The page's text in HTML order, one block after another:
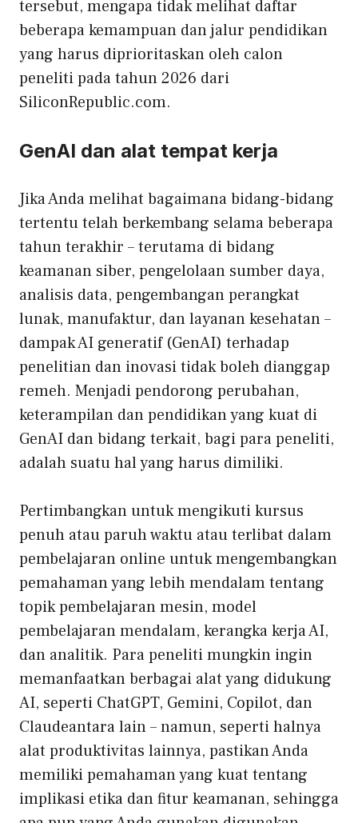
tersebut, mengapa tidak melihat daftar
beberapa kemampuan dan jalur pendidikan
yang harus diprioritaskan oleh calon
peneliti pada tahun 2026 dari
SiliconRepublic.com.
GenAI dan alat tempat kerja
Jika Anda melihat bagaimana bidang-bidang
tertentu telah berkembang selama beberapa
tahun terakhir – terutama di bidang
keamanan siber, pengelolaan sumber daya,
analisis data, pengembangan perangkat
lunak, manufaktur, dan layanan kesehatan –
dampak AI generatif (GenAI) terhadap
penelitian dan inovasi tidak boleh dianggap
remeh. Menjadi pendorong perubahan,
keterampilan dan pendidikan yang kuat di
GenAI dan bidang terkait, bagi para peneliti,
adalah suatu hal yang harus dimiliki.
Pertimbangkan untuk mengikuti kursus
penuh atau paruh waktu atau terlibat dalam
pembelajaran online untuk mengembangkan
pemahaman yang lebih mendalam tentang
topik pembelajaran mesin, model
pembelajaran mendalam, kerangka kerja AI,
dan analitik. Para peneliti mungkin ingin
memanfaatkan berbagai alat yang didukung
AI, seperti ChatGPT, Gemini, Copilot, dan
Claudeantara lain – namun, seperti halnya
alat produktivitas lainnya, pastikan Anda
memiliki pemahaman yang kuat tentang
implikasi etika dan fitur keamanan, sehingga